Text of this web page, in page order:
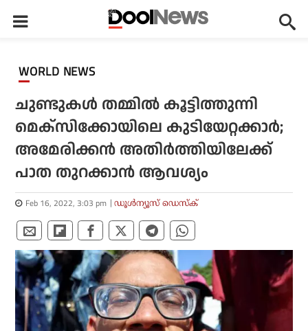
WORLD NEWS
ചുണ്ടുകള്‍ തമ്മില്‍ കൂട്ടിത്തുന്നി
മെക്‌സിക്കോയിലെ കുടിയേറ്റക്കാര്‍;
അമേരിക്കന്‍ അതിര്‍ത്തിയിലേക്ക്
പാത തുറക്കാന്‍ ആവശ്യം
Feb 16, 2022, 3:03 pm ഡൂള്‍ന്യൂസ് ഡെസ്‌ക്